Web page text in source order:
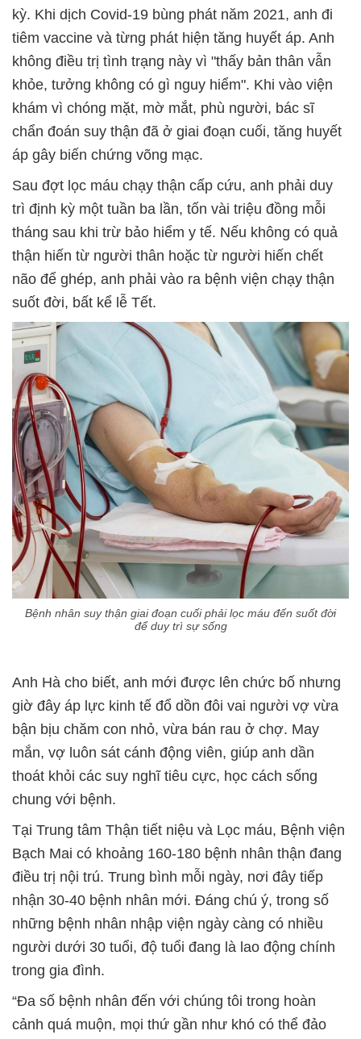
kỳ. Khi dịch Covid-19 bùng phát năm 2021, anh đi
tiêm vaccine và từng phát hiện tăng huyết áp. Anh
không điều trị tình trạng này vì "thấy bản thân vẫn
khỏe, tưởng không có gì nguy hiểm". Khi vào viện
khám vì chóng mặt, mờ mắt, phù người, bác sĩ
chẩn đoán suy thận đã ở giai đoạn cuối, tăng huyết
áp gây biến chứng võng mạc.
Sau đợt lọc máu chạy thận cấp cứu, anh phải duy
trì định kỳ một tuần ba lần, tốn vài triệu đồng mỗi
tháng sau khi trừ bảo hiểm y tế. Nếu không có quả
thận hiến từ người thân hoặc từ người hiến chết
não để ghép, anh phải vào ra bệnh viện chạy thận
suốt đời, bất kể lễ Tết.
Bệnh nhân suy thận giai đoạn cuối phải lọc máu đến suốt đời
để duy trì sự sống
Anh Hà cho biết, anh mới được lên chức bố nhưng
giờ đây áp lực kinh tế đổ dồn đôi vai người vợ vừa
bận bịu chăm con nhỏ, vừa bán rau ở chợ. May
mắn, vợ luôn sát cánh động viên, giúp anh dần
thoát khỏi các suy nghĩ tiêu cực, học cách sống
chung với bệnh.
Tại Trung tâm Thận tiết niệu và Lọc máu, Bệnh viện
Bạch Mai có khoảng 160-180 bệnh nhân thận đang
điều trị nội trú. Trung bình mỗi ngày, nơi đây tiếp
nhận 30-40 bệnh nhân mới. Đáng chú ý, trong số
những bệnh nhân nhập viện ngày càng có nhiều
người dưới 30 tuổi, độ tuổi đang là lao động chính
trong gia đình.
“Đa số bệnh nhân đến với chúng tôi trong hoàn
cảnh quá muộn, mọi thứ gần như khó có thể đảo